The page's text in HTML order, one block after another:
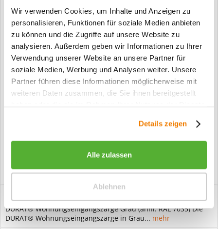
Wir verwenden Cookies, um Inhalte und Anzeigen zu
personalisieren, Funktionen für soziale Medien anbieten
zu können und die Zugriffe auf unsere Website zu
analysieren. Außerdem geben wir Informationen zu Ihrer
Verwendung unserer Website an unsere Partner für
soziale Medien, Werbung und Analysen weiter. Unsere
Partner führen diese Informationen möglicherweise mit
weiteren Daten zusammen, die Sie ihnen bereitgestellt
Details zeigen
Alle zulassen
Ablehnen
Merken
Fragen zum Artikel?
Artikel-Nr.:
WEZ20260303
Info:
Dieser Artikel wird gemäß Ihrer
Konfiguration gefertigt. Daher ist er als
Vorteile
Kostenloser Versand ab € 2000,- Bestellwert
DURAT® Wohnungseingangszarge Grau (ähnl. RAL 7035) Die
DURAT® Wohnungseingangszarge in Grau... mehr